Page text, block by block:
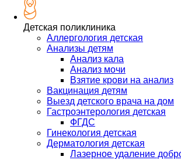
Детская поликлиника
Аллергология детская
Анализы детям
Анализ кала
Анализ мочи
Взятие крови на анализ
Вакцинация детям
Выезд детского врача на дом
Гастроэнтерология детская
ФГДС
Гинекология детская
Дерматология детская
Лазерное удаление